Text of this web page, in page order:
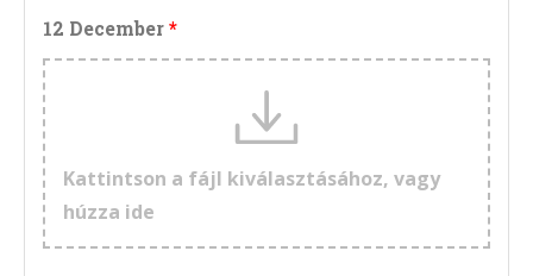
12 December
Kattintson a fájl kiválasztásához, vagy
húzza ide